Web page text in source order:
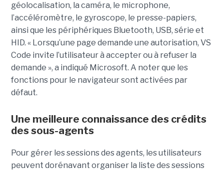
géolocalisation, la caméra, le microphone,
l’accéléromètre, le gyroscope, le presse-papiers,
ainsi que les périphériques Bluetooth, USB, série et
HID. « Lorsqu’une page demande une autorisation, VS
Code invite l’utilisateur à accepter ou à refuser la
demande », a indiqué Microsoft. A noter que les
fonctions pour le navigateur sont activées par
défaut.
Une meilleure connaissance des crédits
des sous-agents
Pour gérer les sessions des agents, les utilisateurs
peuvent dorénavant organiser la liste des sessions